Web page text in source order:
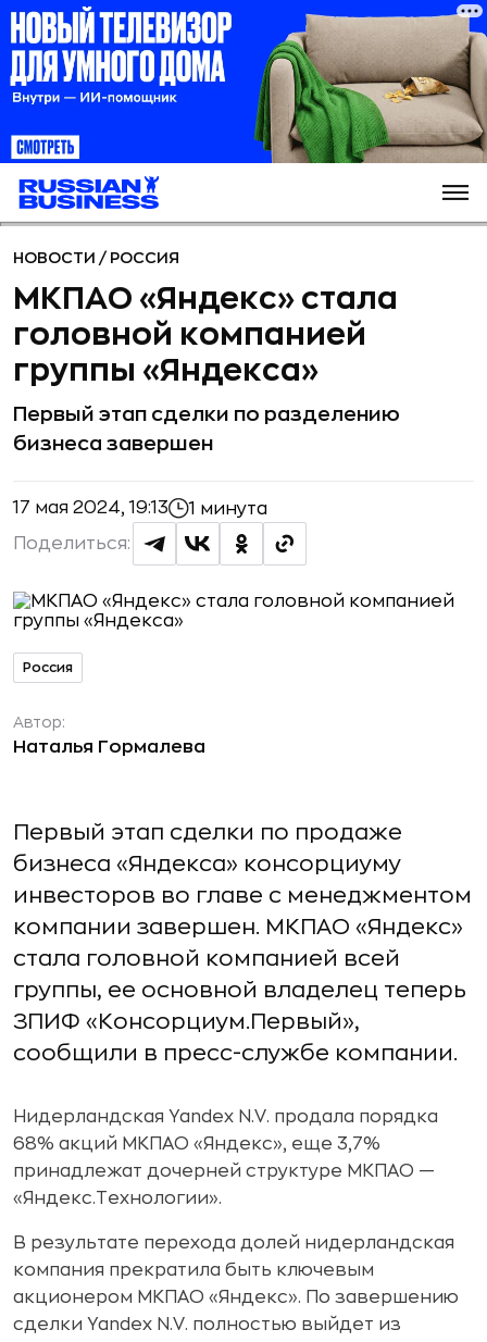
НОВОСТИ / РОССИЯ
МКПАО «Яндекс» стала
головной компанией
группы «Яндекса»
Первый этап сделки по разделению
бизнеса завершен
17 мая 2024, 19:13 1 минута
Поделиться:
Россия
Автор:
Наталья Гормалева
Первый этап сделки по продаже
бизнеса «Яндекса» консорциуму
инвесторов во главе с менеджментом
компании завершен. МКПАО «Яндекс»
стала головной компанией всей
группы, ее основной владелец теперь
ЗПИФ «Консорциум.Первый»,
сообщили в пресс-службе компании.
Нидерландская Yandex N.V. продала порядка
68% акций МКПАО «Яндекс», еще 3,7%
принадлежат дочерней структуре МКПАО —
«Яндекс.Технологии».
В результате перехода долей нидерландская
компания прекратила быть ключевым
акционером МКПАО «Яндекс». По завершению
сделки Yandex N.V. полностью выйдет из